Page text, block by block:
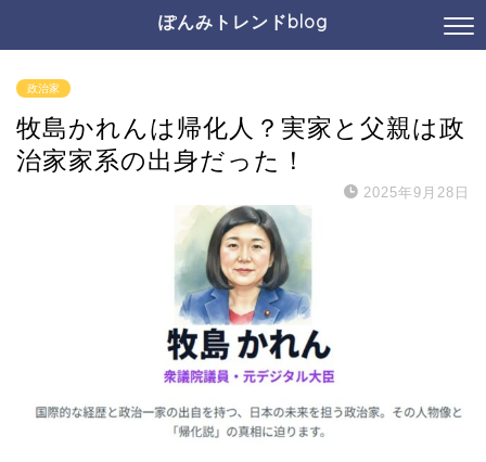
ぽんみトレンドblog
政治家
牧島かれんは帰化人？実家と父親は政
治家家系の出身だった！
2025年9月28日